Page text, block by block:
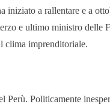
iniziato a rallentare e a
e ultimo ministro delle
clima imprenditoriale.
Politicamente